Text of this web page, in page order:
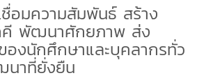
อมความสัมพันธ์ สร้าง
คี พัฒนาศักยภาพ ส่ง
องนักศึกษาและบุคลากรทั่ว
นาที่ยั่งยืน